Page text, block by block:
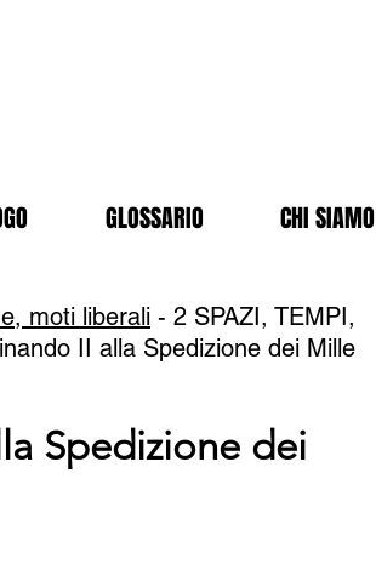
GLOSSARIO CHI SIAMO
moti liberali - 2 SPAZI, TEMPI,
II alla Spedizione dei Mille
Spedizione dei